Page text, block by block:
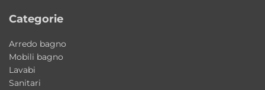
Il lavabo Cento fa parte della produzione
eccellenza produttiva, qualità dei materiali e
attenzione ai dettagli.
Categorie
Arredo bagno
Mobili bagno
Lavabi
Sanitari